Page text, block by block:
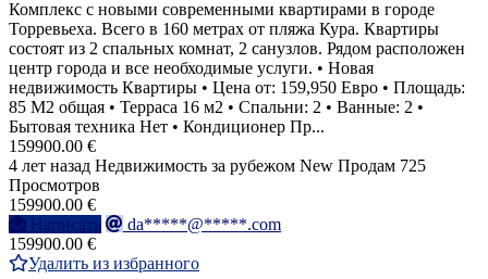
Комплекс с новыми современными квартирами в городе
Торревьеха. Всего в 160 метрах от пляжа Кура. Квартиры
состоят из 2 спальных комнат, 2 санузлов. Рядом расположен
центр города и все необходимые услуги. • Новая
недвижимость Квартиры • Цена от: 159,950 Евро • Площадь:
85 M2 общая • Терраса 16 м2 • Спальни: 2 • Ванные: 2 •
Бытовая техника Нет • Кондиционер Пр...
159900.00 €
4 лет назад Недвижимость за рубежом New Продам 725
Просмотров
159900.00 €
Написать
da*****@*****.com
159900.00 €
Удалить из избранного